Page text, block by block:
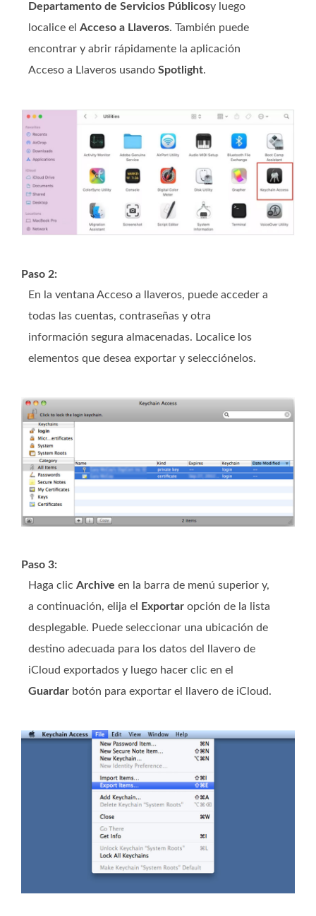
Departamento de Servicios Públicosy luego
localice el Acceso a Llaveros. También puede
encontrar y abrir rápidamente la aplicación
Acceso a Llaveros usando Spotlight.
Paso 2:
En la ventana Acceso a llaveros, puede acceder a
todas las cuentas, contraseñas y otra
información segura almacenadas. Localice los
elementos que desea exportar y selecciónelos.
Paso 3:
Haga clic Archive en la barra de menú superior y,
a continuación, elija el
Exportar opción de la lista
desplegable. Puede seleccionar una ubicación de
destino adecuada para los datos del llavero de
iCloud exportados y luego hacer clic en el
Guardar botón para exportar el llavero de iCloud.